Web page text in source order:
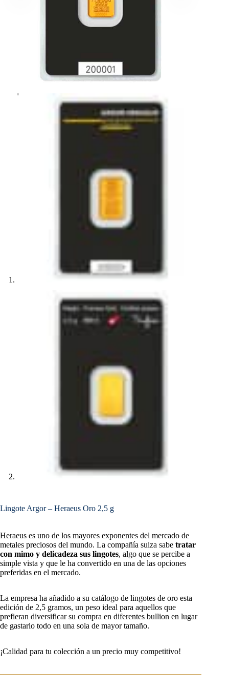
Lingote Argor – Heraeus Oro 2,5 g
Heraeus es uno de los mayores exponentes del mercado de
metales preciosos del mundo. La compañía suiza sabe tratar
con mimo y delicadeza sus lingotes, algo que se percibe a
simple vista y que le ha convertido en una de las opciones
preferidas en el mercado.
La empresa ha añadido a su catálogo de lingotes de oro esta
edición de 2,5 gramos, un peso ideal para aquellos que
prefieran diversificar su compra en diferentes bullion en lugar
de gastarlo todo en una sola de mayor tamaño.
¡Calidad para tu colección a un precio muy competitivo!